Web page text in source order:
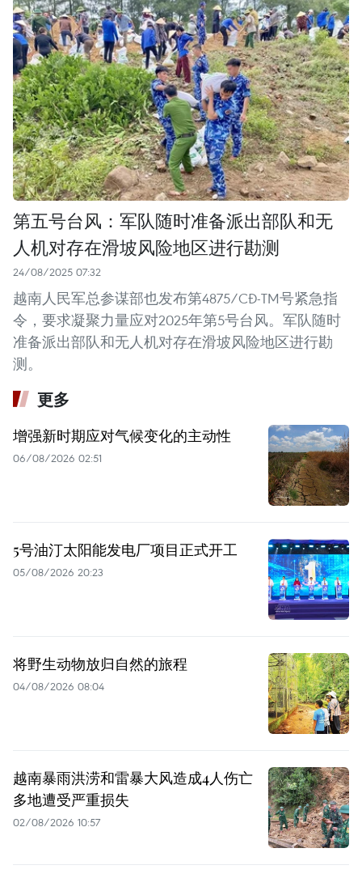
第五号台风：军队随时准备派出部队和无
人机对存在滑坡风险地区进行勘测
24/08/2025 07:32
越南人民军总参谋部也发布第4875/CĐ-TM号紧急指
令，要求凝聚力量应对2025年第5号台风。军队随时
准备派出部队和无人机对存在滑坡风险地区进行勘
测。
更多
增强新时期应对气候变化的主动性
06/08/2026 02:51
5号油汀太阳能发电厂项目正式开工
05/08/2026 20:23
将野生动物放归自然的旅程
04/08/2026 08:04
越南暴雨洪涝和雷暴大风造成4人伤亡
多地遭受严重损失
02/08/2026 10:57